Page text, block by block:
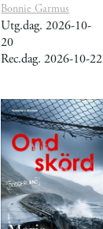
Bonnie Garmus
Utg.dag. 2026-10-
20
Rec.dag. 2026-10-22